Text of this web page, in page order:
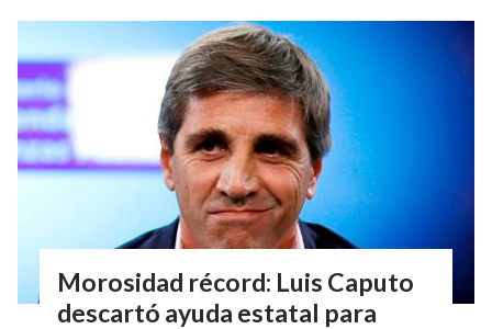
Morosidad récord: Luis Caputo
descartó ayuda estatal para